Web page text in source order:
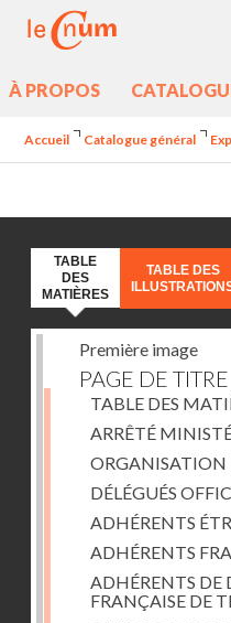
À PROPOS
Accueil Catalogue général
TABLE
DES
MATIÈRES
TABLE DES
Première image
PAGE DE TITRE
TABLE DES
ARRÊTÉ
ORGANISATION
DÉLÉGUÉS
ADHÉRENTS
ADHÉRENTS
ADHÉRENTS DE
FRANÇAISE DE